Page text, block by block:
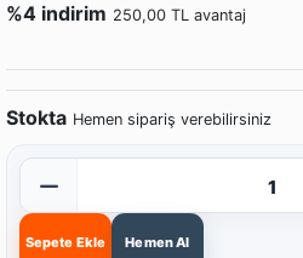
%4 indirim 250,00 TL avantaj
Stokta Hemen sipariş verebilirsiniz
Sepete Ekle Hemen Al